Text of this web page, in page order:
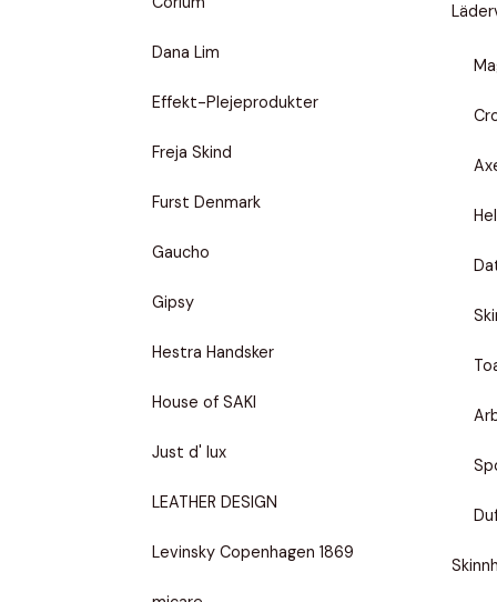
Dana Lim
Effekt-Plejeprodukter
Freja Skind
Furst Denmark
Gaucho
Gipsy
Hestra Handsker
House of SAKI
Just d' lux
LEATHER DESIGN
Levinsky Copenhagen 1869